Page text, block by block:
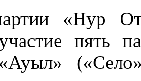
«Нур
пять